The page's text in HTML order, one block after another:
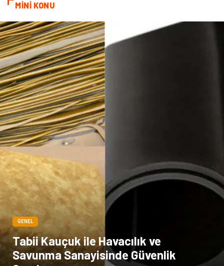
MİNİ KONU
GENEL
Tabii Kauçuk ile Havacılık ve
Savunma Sanayisinde Güvenlik